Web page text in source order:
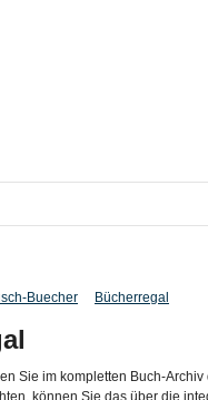
Buecher Bücherregal
Sie im kompletten Buch-
können Sie das über die